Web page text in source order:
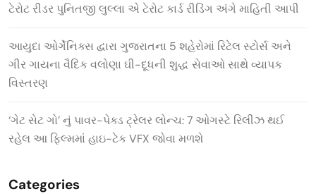
ટેરોટ રીડર પુનિતજી લુલ્લા એ ટેરોટ કાર્ડ રીડિંગ અંગે માહિતી આપી
આયુદા ઓર્ગેનિક્સ દ્વારા ગુજરાતના 5 શહેરોમાં રિટેલ સ્ટોર્સ અને
ગીર ગાયના વૈદિક વલોણા ઘી-દૂધની શુદ્ધ સેવાઓ સાથે વ્યાપક
વિસ્તરણ
‘ગેટ સેટ ગો’ નું પાવર-પેક્ડ ટ્રેલર લોન્ચ: 7 ઓગસ્ટે રિલીઝ થઈ
રહેલ આ ફિલ્મમાં હાઇ-ટેક VFX જોવા મળશે
Categories